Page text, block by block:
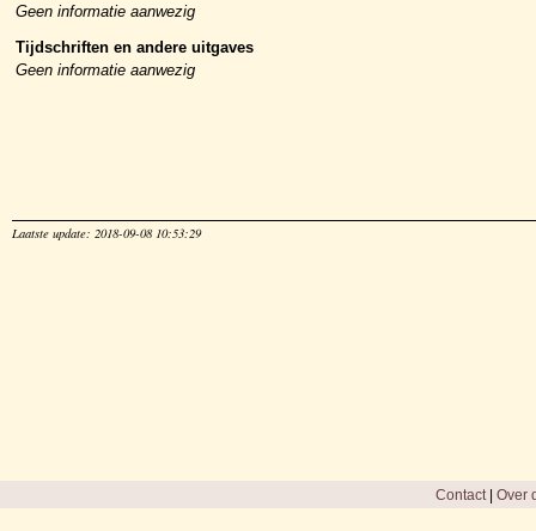
Geen informatie aanwezig
Tijdschriften en andere uitgaves
Geen informatie aanwezig
Laatste update: 2018-09-08 10:53:29
Contact| Over